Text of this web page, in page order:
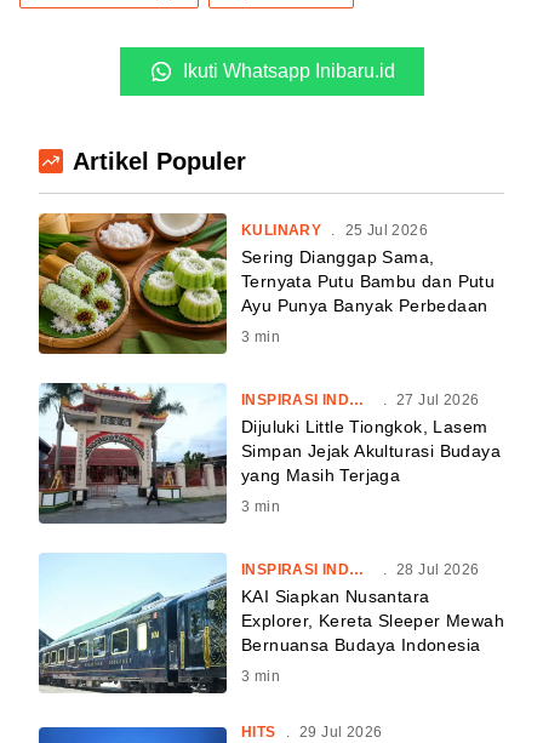
Ikuti Whatsapp Inibaru.id
Artikel Populer
KULINARY 25 Jul 2026
Sering Dianggap Sama,
Ternyata Putu Bambu dan Putu
Ayu Punya Banyak Perbedaan
3 min
INSPIRASI INDONESIA . 27 Jul 2026
Dijuluki Little Tiongkok, Lasem
Simpan Jejak Akulturasi Budaya
yang Masih Terjaga
3 min
INSPIRASI INDONESIA . 28 Jul 2026
KAI Siapkan Nusantara
Explorer, Kereta Sleeper Mewah
Bernuansa Budaya Indonesia
3 min
HITS . 29 Jul 2026